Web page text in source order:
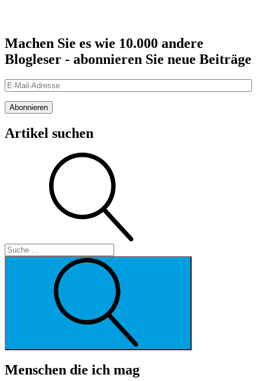
Machen Sie es wie 10.000 andere
Blogleser - abonnieren Sie neue Beiträge
E-
Mail-
Adresse
Abonnieren
Artikel suchen
Menschen die ich mag